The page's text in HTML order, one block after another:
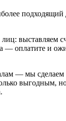
подходящий
выставляем
— оплатите и
— мы
выгодным,